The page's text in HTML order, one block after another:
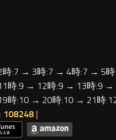
:7 → 3時:7 → 4時:7 → 5
時:9 → 12時:9 → 13時:9
時:10 → 20時:10 → 21時
108248 |